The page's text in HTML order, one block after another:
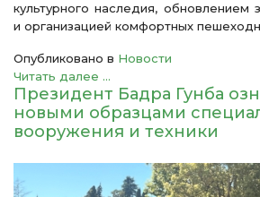
культурного наследия, обновлением
и организацией комфортных
Опубликовано в Новости
Читать далее ...
Президент Бадра Гунба
новыми образцами
вооружения и техники